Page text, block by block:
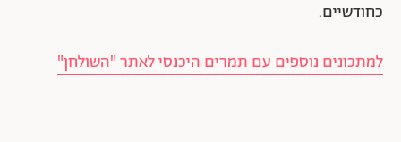
כחודשיים.
למתכונים נוספים עם תמרים היכנסי לאתר "השולחן"